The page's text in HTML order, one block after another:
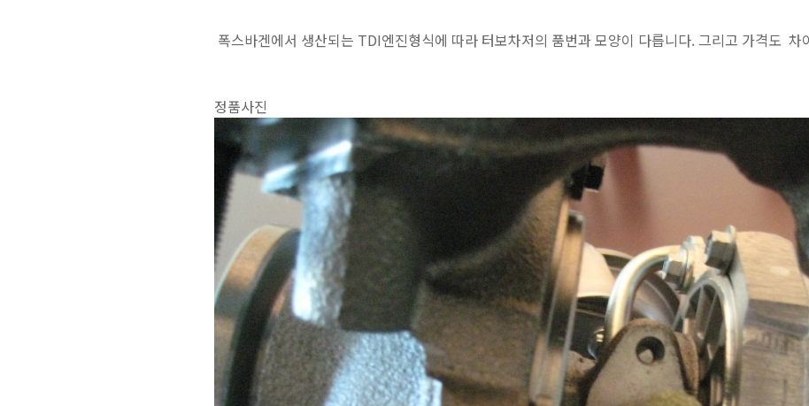
폭스바겐에서 생산되는 TDI엔진형식에 따라 터보차저의 품번과 모양이 다릅니다. 그리고 가격도 차
정품사진